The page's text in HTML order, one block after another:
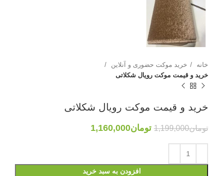
خانه
خرید موکت حضوری و آنلاین
خرید و قیمت موکت رویال شکلاتی
خرید و قیمت موکت رویال شکلاتی
تومان1,199,000 تومان1,160,000
افزودن به سبد خرید